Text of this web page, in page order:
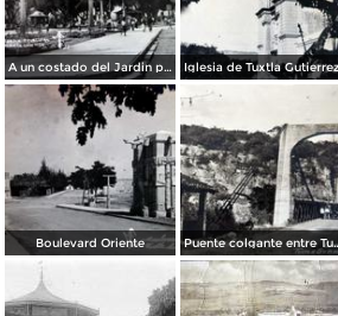
A un costado del Jardin principal..
Boulevard Oriente Puente colgante